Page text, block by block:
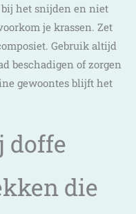
het snijden en niet
je krassen. Zet
Gebruik altijd
beschadigen of zorgen
gewoontes blijft het
doffe
die